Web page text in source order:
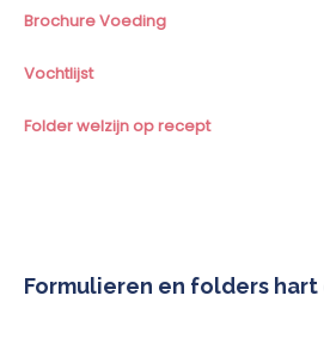
Brochure Voeding
Vochtlijst
Folder welzijn op recept
Formulieren en folders